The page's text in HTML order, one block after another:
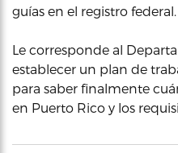
guías en el registro federal.
Le corresponde al
establecer un plan de
para saber finalmente
en Puerto Rico y los